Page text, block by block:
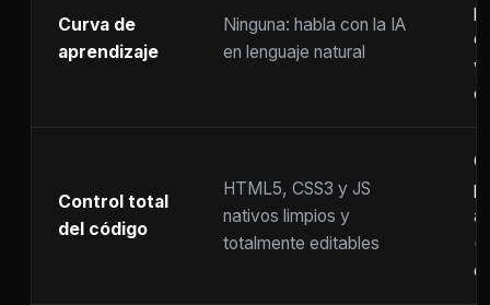
Curva de
aprendizaje
Ninguna: habla con la IA
en lenguaje natural
Control total
del código
HTML5, CSS3 y JS
nativos limpios y
totalmente editables